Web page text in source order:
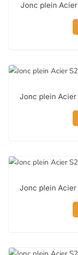
Jonc plein Acier
Jonc plein Acier
Jonc plein Acier